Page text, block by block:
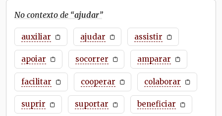
No contexto de “ajudar”
auxiliar ajudar assistir
apoiar socorrer amparar
facilitar cooperar colaborar
suprir suportar beneficiar